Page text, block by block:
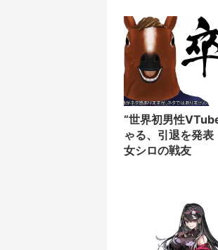
再演する
“世界初男性
ゃる、引退を発
女シロの戦友